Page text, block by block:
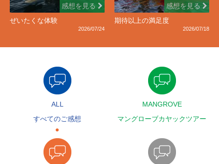
感想を見る
ぜいたくな体験
2026/07/24
感想を見る
期待以上の満足度
2026/07/18
ALL
すべてのご感想
MANGROVE
マングローブカヤックツアー